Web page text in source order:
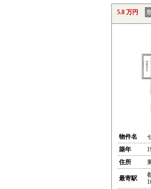
5.8 万円
物件名
築年
住所
最寄駅